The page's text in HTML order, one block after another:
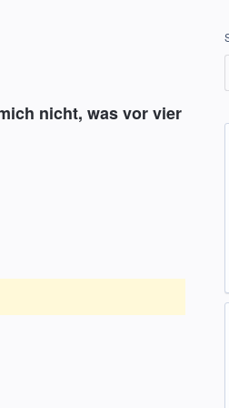
nicht, was vor vier